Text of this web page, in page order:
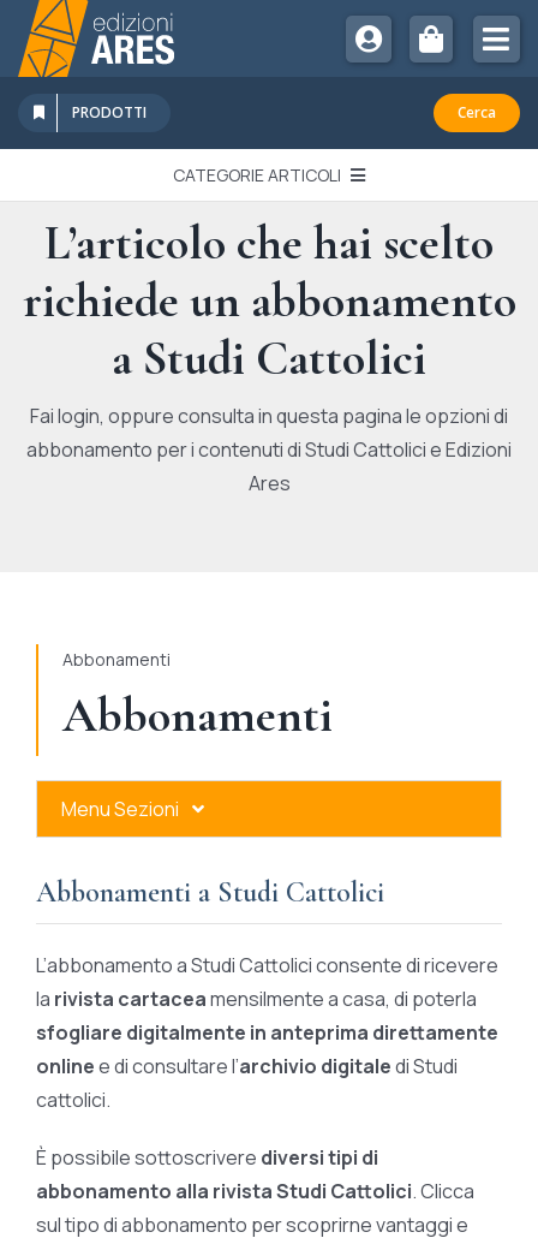
Salta
contenuto
Chi Siamo
Sostienici
Abbonamenti
Promozioni
Newsletter
PRODOTTI Cerca
CATEGORIE ARTICOLI
EDITORIALI
IN QUESTO NUMERO
RECENSIONI
L’articolo che hai scelto
richiede un abbonamento
a Studi Cattolici
Fai login, oppure consulta in questa pagina le opzioni di
abbonamento per i contenuti di Studi Cattolici e Edizioni
Ares
Abbonamenti
Abbonamenti
Menu Sezioni
Ares Gold
Ares Digital
Ares Gift Card
Abbonamenti a Studi Cattolici
L’abbonamento a Studi Cattolici consente di ricevere
la rivista cartaceamensilmente a casa, di poterla
sfogliare digitalmente in anteprima direttamente
onlinee di consultare l’archivio digitaledi Studi
cattolici.
È possibile sottoscrivere diversi tipi di
abbonamento alla rivista Studi Cattolici. Clicca
sul tipo di abbonamento per scoprirne vantaggi e